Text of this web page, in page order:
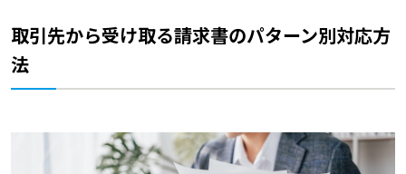
取引先から受け取る請求書のパターン別対応方
法